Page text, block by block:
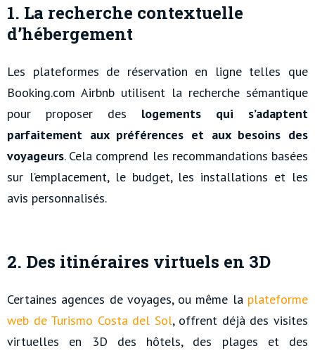
1. La recherche contextuelle
d’hébergement
Les plateformes de réservation en ligne telles que
Booking.com Airbnb utilisent la recherche sémantique
pour proposer des logements qui s’adaptent
parfaitement aux préférences et aux besoins des
voyageurs. Cela comprend les recommandations basées
sur l’emplacement, le budget, les installations et les
avis personnalisés.
2. Des itinéraires virtuels en 3D
Certaines agences de voyages, ou même la plateforme
web de Turismo Costa del Sol, offrent déjà des visites
virtuelles en 3D des hôtels, des plages et des